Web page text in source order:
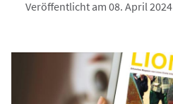
Veröffentlicht am 08. April 2024